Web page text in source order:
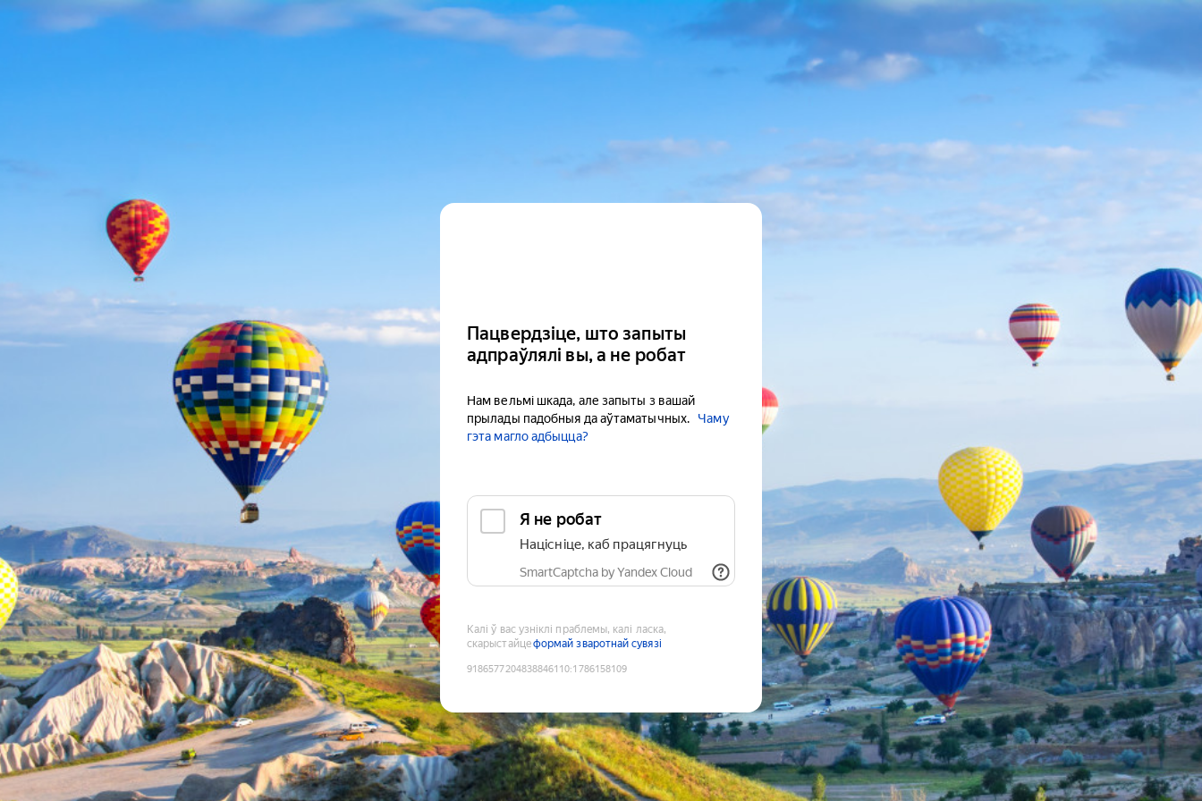
Пацвердзіце, што запыты
адпраўлялі вы, а не робат
Нам вельмі шкада, але запыты з вашай
прылады падобныя да аўтаматычных.
Чаму
гэта магло адбыцца?
Я не робат
Націсніце, каб працягнуць
SmartCaptcha by Yandex Cloud
Калі ў вас узніклі праблемы, калі ласка,
скарыстайцеформай зваротнай сувязі
9186577204838846110:1786158109